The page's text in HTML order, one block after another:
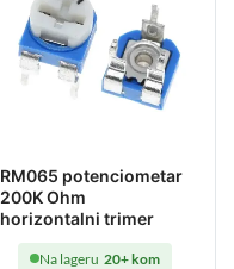
RM065 potenciometar
200K Ohm
horizontalni trimer
Na lageru 20+ kom